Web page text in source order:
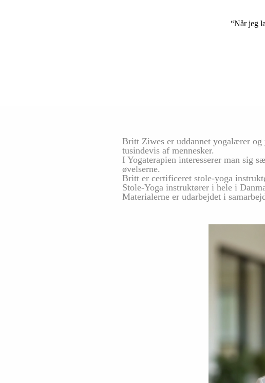
“Når jeg
Britt Ziwes er uddannet yogalærer og
tusindevis af mennesker.
I Yogaterapien interesserer man sig
øvelserne.
Britt er certificeret stole-yoga
Stole-Yoga instruktører i hele i
Materialerne er udarbejdet i